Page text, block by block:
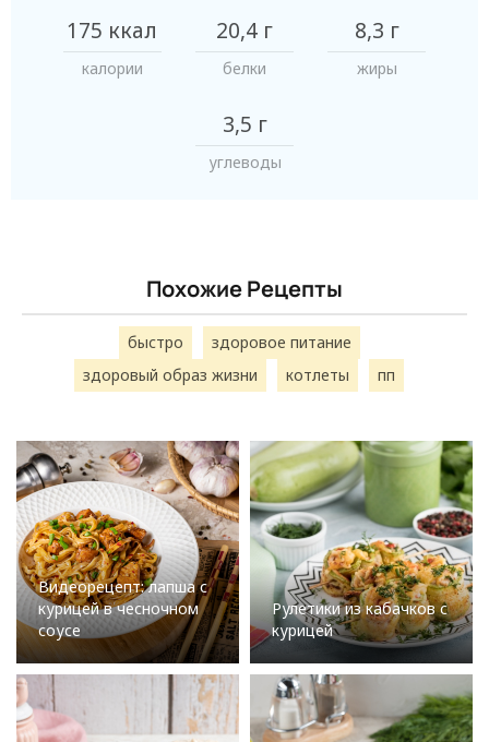
175 ккал
калории
20,4 г
белки
8,3 г
жиры
3,5 г
углеводы
Похожие Рецепты
быстро
здоровое питание
здоровый образ жизни
котлеты пп
Видеорецепт: лапша с
курицей в чесночном
соусе
Рулетики из кабачков с
курицей